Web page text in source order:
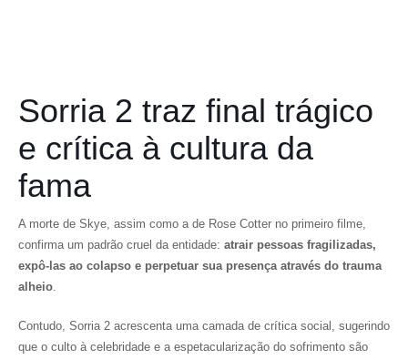
Sorria 2 traz final trágico
e crítica à cultura da
fama
A morte de Skye, assim como a de Rose Cotter no primeiro filme,
confirma um padrão cruel da entidade: atrair pessoas fragilizadas,
expô-las ao colapso e perpetuar sua presença através do trauma
alheio.
Contudo, Sorria 2 acrescenta uma camada de crítica social, sugerindo
que o culto à celebridade e a espetacularização do sofrimento são